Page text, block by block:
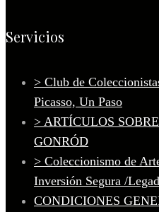
Servicios
> Club de
Picasso, Un Paso
> ARTÍCULOS
GONRÓD
> Coleccionismo de
Inversión Segura /
CONDICIONES